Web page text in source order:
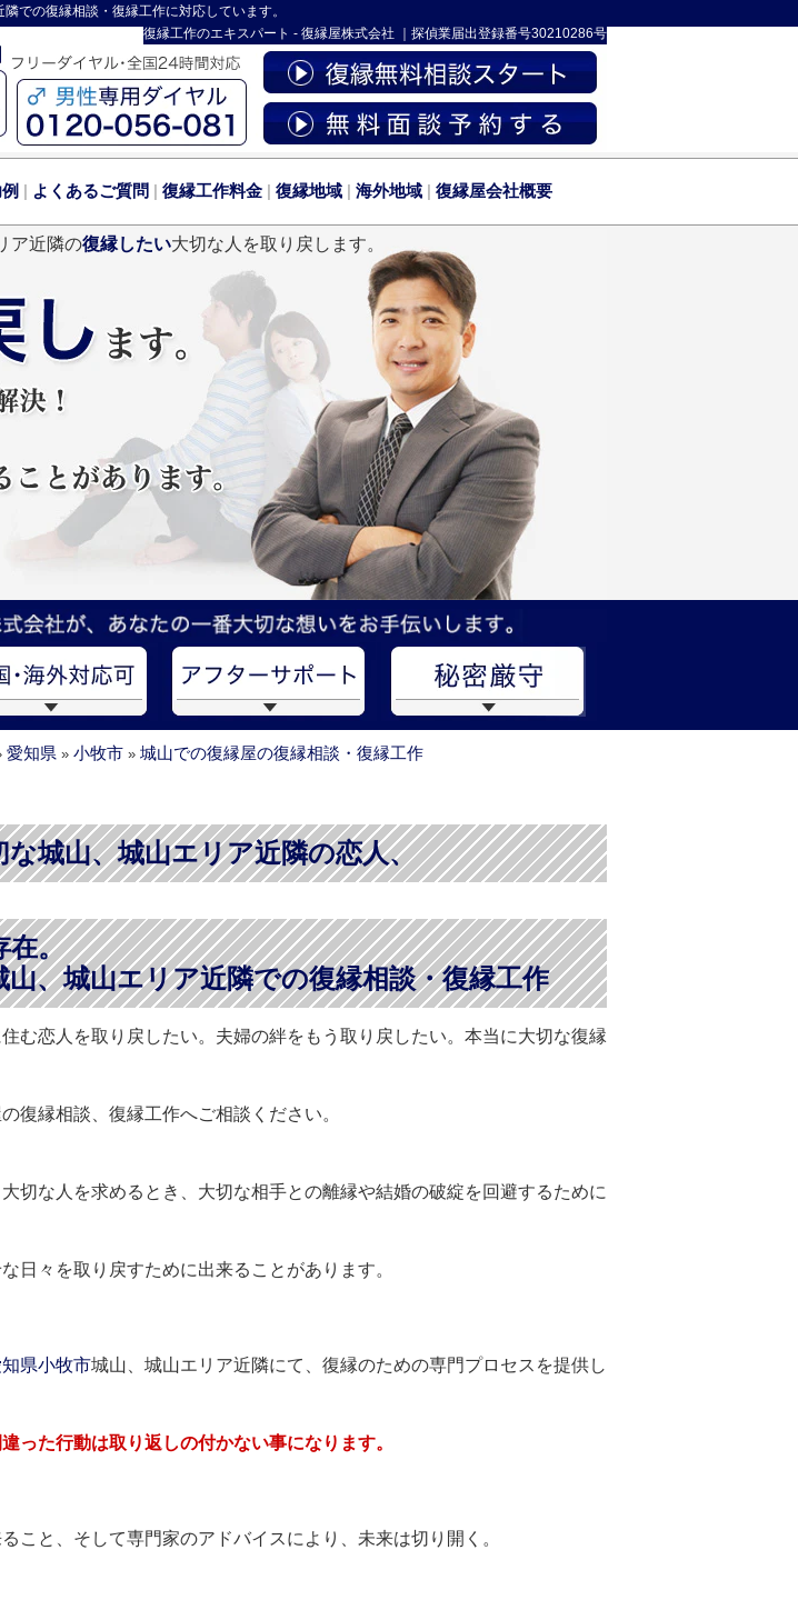
での復縁相談・復縁工作に対応しています。
復縁工作のエキスパート - 復縁屋株式会社 探偵業届出登録番号30210286号
| よくあるご質問 | 復縁工作料金 | 復縁地域 | 海外地域 | 復縁屋会社概要
ア近隣の復縁したい大切な人を取り戻します。
愛知県 » 小牧市 » 城山での復縁屋の復縁相談・復縁工作
城山、城山エリア近隣の恋人、
在。
、城山エリア近隣での復縁相談・復縁工作
む恋人を取り戻したい。夫婦の絆をもう取り戻したい。本当に大切な復縁
復縁相談、復縁工作へご相談ください。
切な人を求めるとき、大切な相手との離縁や結婚の破綻を回避するために
日々を取り戻すために出来ることがあります。
県小牧市城山、城山エリア近隣にて、復縁のための専門プロセスを提供し
った行動は取り返しの付かない事になります。
こと、そして専門家のアドバイスにより、未来は切り開く。